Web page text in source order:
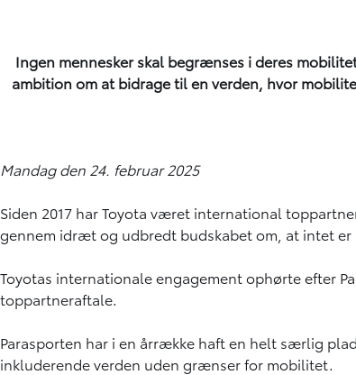
Ingen mennesker skal begrænses i deres
ambition om at bidrage til en verden, hvor
Mandag den 24. februar 2025
Siden 2017 har Toyota været international
gennem idræt og udbredt budskabet om, at intet
Toyotas internationale engagement ophørte efter
toppartneraftale.
Parasporten har i en årrække haft en helt særlig
inkluderende verden uden grænser for mobilitet.